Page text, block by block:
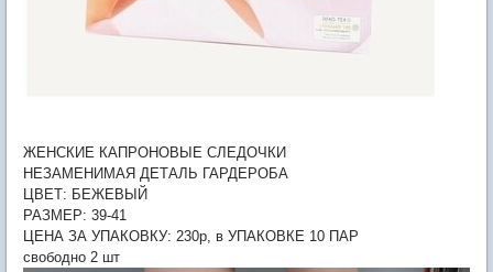
ЖЕНСКИЕ КАПРОНОВЫЕ СЛЕДОЧКИ
НЕЗАМЕНИМАЯ ДЕТАЛЬ ГАРДЕРОБА
ЦВЕТ: БЕЖЕВЫЙ
РАЗМЕР: 39-41
ЦЕНА ЗА УПАКОВКУ: 230р, в УПАКОВКЕ 10 ПАР
свободно 2 шт